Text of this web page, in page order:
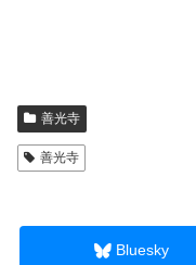
善光寺
善光寺
Bluesky